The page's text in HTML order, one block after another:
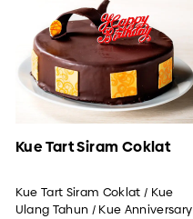
Kue Tart Siram Coklat
Kue Tart Siram Coklat / Kue
Ulang Tahun / Kue Anniversary